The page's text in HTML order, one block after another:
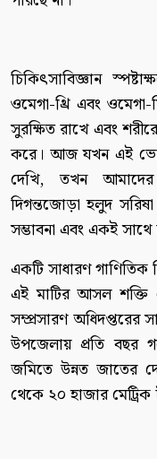
চিকিৎসাবিজ্ঞান
ওমেগা-থ্রি এবং
সুরক্ষিত রাখে এবং
করে। আজ যখন এই
দেখি, তখন আমাদের
দিগন্তজোড়া হলুদ
সম্ভাবনা এবং একই
একটি সাধারণ
এই মাটির আসল শক্তি
সম্প্রসারণ অধিদপ্তরের
উপজেলায় প্রতি বছর
জমিতে উন্নত জাতের
থেকে ২০ হাজার